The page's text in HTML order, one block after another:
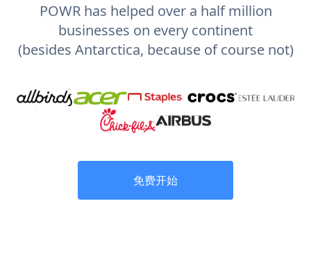
POWR has helped over a half million
businesses on every continent
(besides Antarctica, because of course not)
免费开始